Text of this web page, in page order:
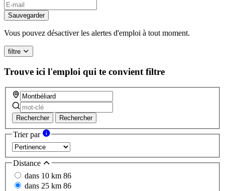
Sauvegarder
Vous pouvez désactiver les alertes d'emploi à tout moment.
filtre
Trouve ici l'emploi qui te convient filtre
Rechercher Rechercher
Trier par
Distance
dans 10 km 86
dans 25 km 86